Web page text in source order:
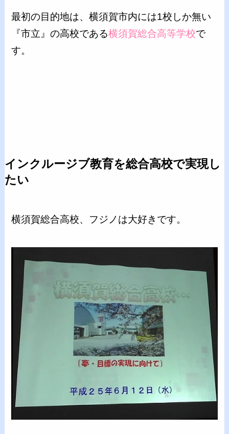
最初の目的地は、横須賀市内には1校しか無い
『市立』の高校である横須賀総合高等学校で
す。
インクルージブ教育を総合高校で実現し
たい
横須賀総合高校、フジノは大好きです。